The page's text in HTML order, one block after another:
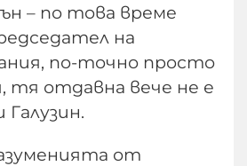
– по това време
на
по-точно просто
тя отдавна вече не е
Галузин.
от